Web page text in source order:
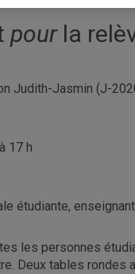
pourla
Judith-Jasmin (J-
17 h
étudiante,
les personnes
Deux tables rondes